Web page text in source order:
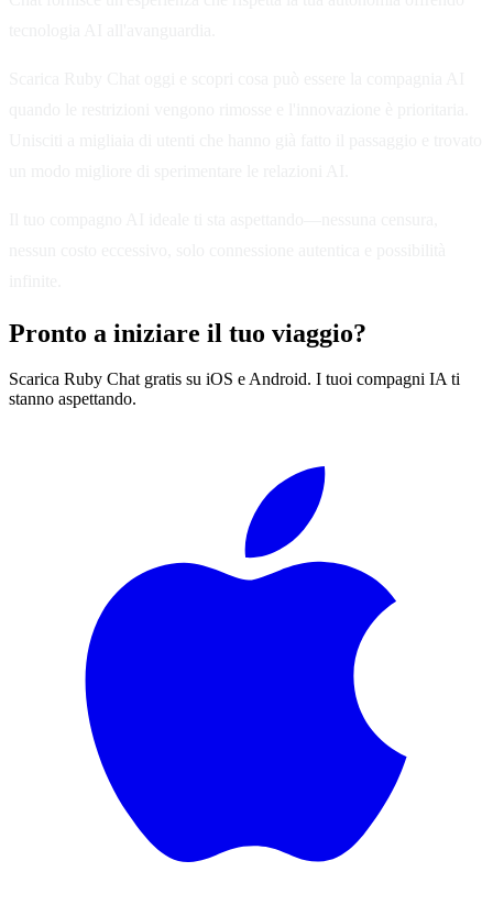
Pronto a iniziare il tuo viaggio?
Scarica Ruby Chat gratis su iOS e Android. I tuoi compagni IA ti
stanno aspettando.